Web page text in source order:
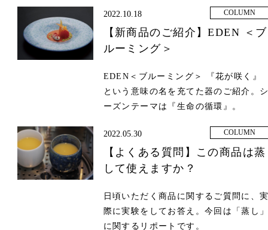
2022.10.18 COLUMN
【新商品のご紹介】EDEN ＜ブ
ルーミング＞
EDEN＜ブルーミング＞ 『花が咲く』
という意味の名を充てた器のご紹介。
ーズンテーマは『生命の循環』。
2022.05.30 COLUMN
【よくある質問】この商品は蒸
して使えますか？
日頃いただく商品に関するご質問に、
際に実験をしてお答え。今回は「蒸し
に関するリポートです。